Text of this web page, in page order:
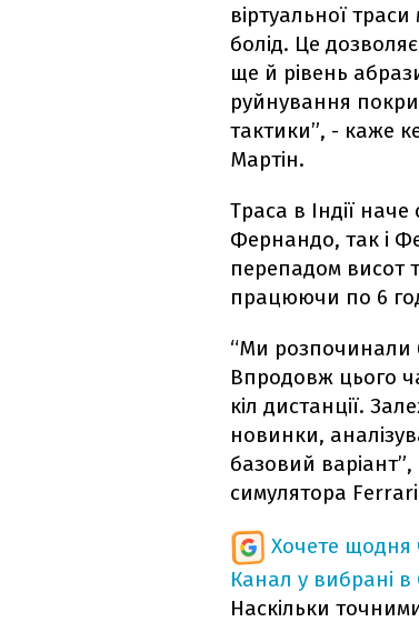
віртуальної
болід. Це
ще й рівень
руйнування
тактики”, - каже
Мартін.
Траса в Індії
Фернандо, так і
перепадом висот
працюючи по 6
“Ми розпочинали
Впродовж цього
кіл дистанції.
новинки,
базовий
симулятора Ferrari
Хочете щодня
Канал у вибрані в
Наскільки